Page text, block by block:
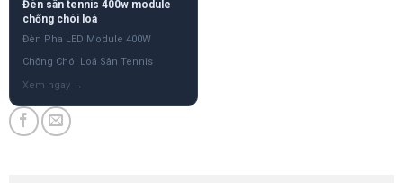
Đèn sân tennis 400w module
chống chói loá
Đèn Pha LED Module 400W
Chống Chói Loá Sân Tennis